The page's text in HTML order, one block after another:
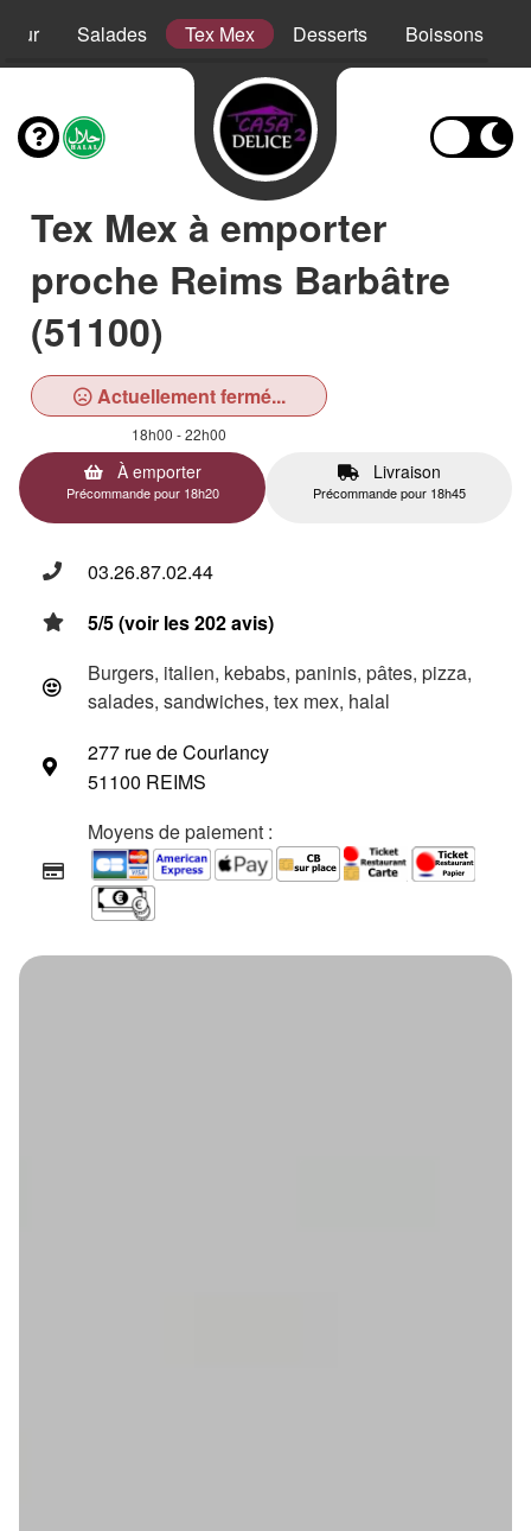
Salades Tex Mex Desserts Boissons
Tex Mex à emporter
proche Reims Barbâtre
(51100)
Actuellement fermé...
18h00 - 22h00
À emporter
Précommande pour 18h20
Livraison
Précommande pour 18h45
03.26.87.02.44
5/5 (voir les 202 avis)
Burgers, italien, kebabs, paninis, pâtes, pizza,
salades, sandwiches, tex mex, halal
277 rue de Courlancy
51100 REIMS
Moyens de paiement :